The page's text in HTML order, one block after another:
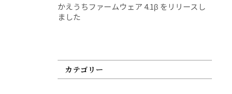
かえうちファームウェア 4.1β をリリースし
ました
カテゴリー